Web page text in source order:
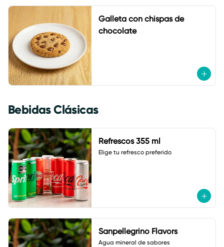
Galleta con chispas de
chocolate
Bebidas Clásicas
Refrescos 355 ml
Elige tu refresco preferido
Sanpellegrino Flavors
Agua mineral de sabores